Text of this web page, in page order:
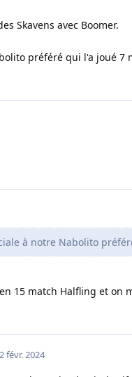
Skavens avec Boomer.
préféré qui l'a joué 7
à notre Nabolito
15 match Halfling et on
févr. 2024